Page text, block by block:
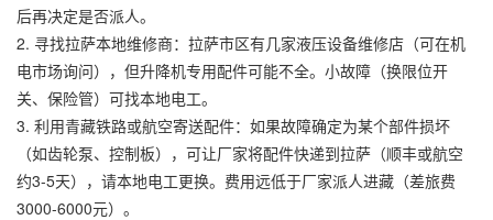
后再决定是否派人。
2. 寻找拉萨本地维修商：拉萨市区有几家液压设备维修店（可在机
电市场询问），但升降机专用配件可能不全。小故障（换限位开
关、保险管）可找本地电工。
3. 利用青藏铁路或航空寄送配件：如果故障确定为某个部件损坏
（如齿轮泵、控制板），可让厂家将配件快递到拉萨（顺丰或航空
约3-5天），请本地电工更换。费用远低于厂家派人进藏（差旅费
3000-6000元）。